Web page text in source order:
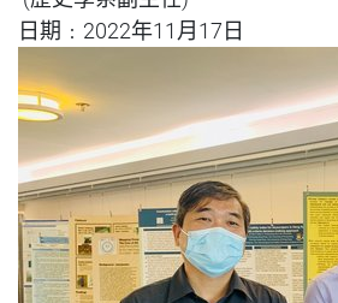
日期﹕2022年11月17日